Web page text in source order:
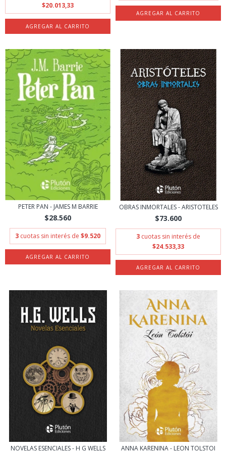
$20.013,33
PETER PAN - JAMES M BARRIE
$28.560
3 cuotas sin interés de $9.520
OBRAS INMORTALES - ARISTOTELES
$73.600
3 cuotas sin interés de
$24.533,33
NOVELAS ESENCIALES - H G WELLS ANNA KARENINA - LEON TOLSTOI